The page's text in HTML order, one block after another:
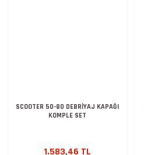
SCOOTER 50-80 DEBRİYAJ KAPAĞI
KOMPLE SET
1.583,46 TL